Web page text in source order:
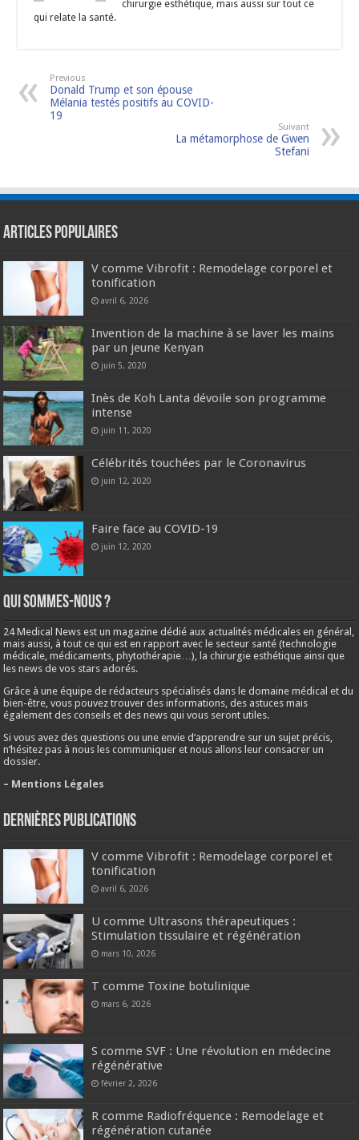
chirurgie esthétique, mais aussi sur tout ce
qui relate la santé.
Previous
Donald Trump et son épouse
Mélania testés positifs au COVID-
19
Suivant
La métamorphose de Gwen
Stefani
Articles populaires
V comme Vibrofit : Remodelage corporel et
tonification
avril 6, 2026
Invention de la machine à se laver les mains
par un jeune Kenyan
juin 5, 2020
Inès de Koh Lanta dévoile son programme
intense
juin 11, 2020
Célébrités touchées par le Coronavirus
juin 12, 2020
Faire face au COVID-19
juin 12, 2020
Qui sommes-nous ?
24 Medical News est un magazine dédié aux actualités médicales en général,
mais aussi, à tout ce qui est en rapport avec le secteur santé (technologie
médicale, médicaments, phytothérapie…), la chirurgie esthétique ainsi que
les news de vos stars adorés.
Grâce à une équipe de rédacteurs spécialisés dans le domaine médical et du
bien-être, vous pouvez trouver des informations, des astuces mais
également des conseils et des news qui vous seront utiles.
Si vous avez des questions ou une envie d’apprendre sur un sujet précis,
n’hésitez pas à nous les communiquer et nous allons leur consacrer un
dossier.
– Mentions Légales
Dernières publications
V comme Vibrofit : Remodelage corporel et
tonification
avril 6, 2026
U comme Ultrasons thérapeutiques :
Stimulation tissulaire et régénération
mars 10, 2026
T comme Toxine botulinique
mars 6, 2026
S comme SVF : Une révolution en médecine
régénérative
février 2, 2026
R comme Radiofréquence : Remodelage et
régénération cutanée